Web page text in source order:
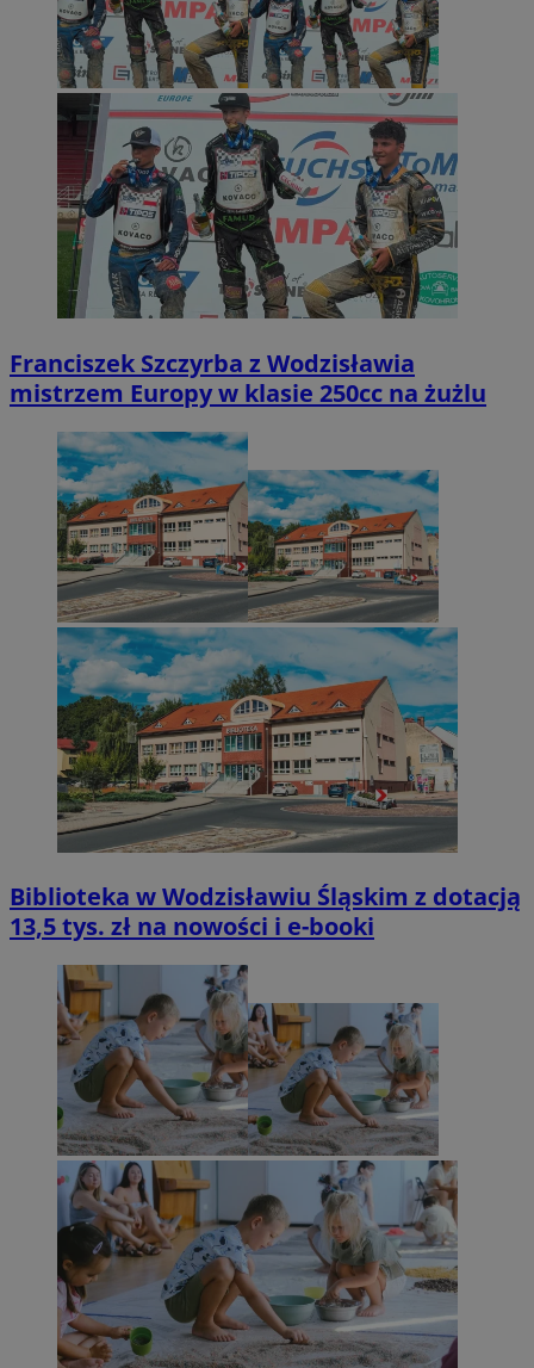
Franciszek Szczyrba z Wodzisławia
mistrzem Europy w klasie 250cc na żużlu
Biblioteka w Wodzisławiu Śląskim z dotacją
13,5 tys. zł na nowości i e-booki